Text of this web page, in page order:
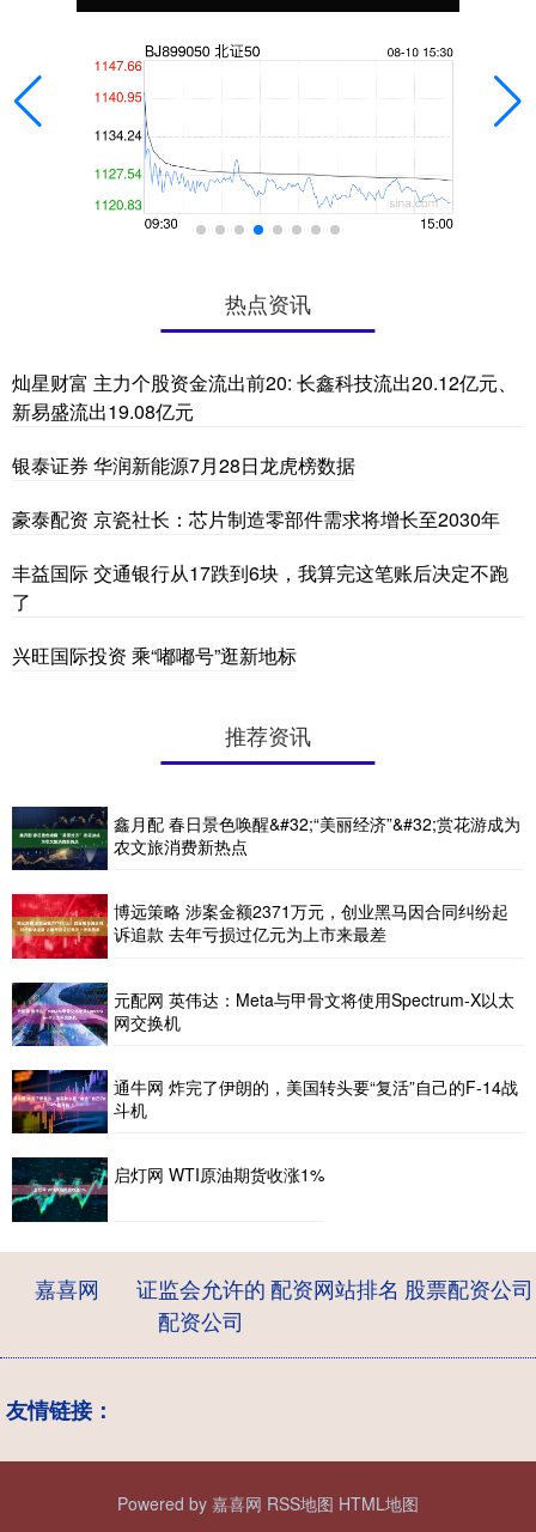
热点资讯
灿星财富 主力个股资金流出前20: 长鑫科技流出20.12亿元、
新易盛流出19.08亿元
银泰证券 华润新能源7月28日龙虎榜数据
豪泰配资 京瓷社长：芯片制造零部件需求将增长至2030年
丰益国际 交通银行从17跌到6块，我算完这笔账后决定不跑
了
兴旺国际投资 乘“嘟嘟号”逛新地标
推荐资讯
鑫月配 春日景色唤醒&#32;“美丽经济”&#32;赏花游成为
农文旅消费新热点
博远策略 涉案金额2371万元，创业黑马因合同纠纷起
诉追款 去年亏损过亿元为上市来最差
元配网 英伟达：Meta与甲骨文将使用Spectrum-X以太
网交换机
通牛网 炸完了伊朗的，美国转头要“复活”自己的F-14战
斗机
启灯网 WTI原油期货收涨1%
嘉喜网
证监会允许的
配资公司
配资网站排名 股票配资公司
友情链接：
Powered by 嘉喜网 RSS地图 HTML地图